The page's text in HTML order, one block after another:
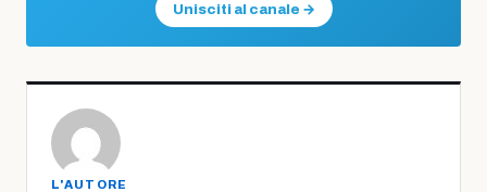
Unisciti al canale →
L'AUTORE